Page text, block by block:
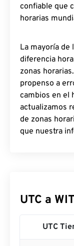
confiable que
horarias
La mayoría de
diferencia
zonas
propenso a
cambios en el
actualizamos
de zonas
que nuestra
UTC a
UTC